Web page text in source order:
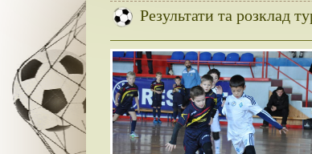
Результати та розклад